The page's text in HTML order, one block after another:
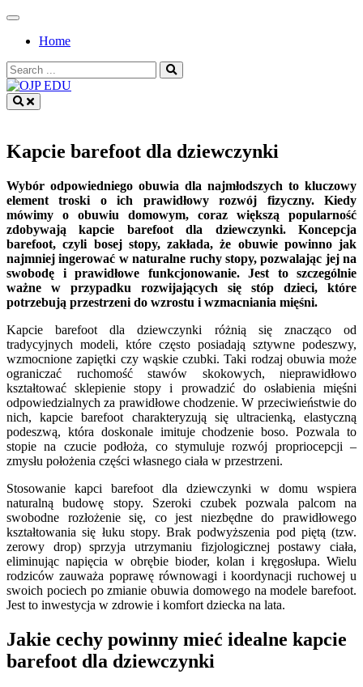
Skip
contentHome
Search
for:
Kapcie barefoot dla dziewczynki
Wybór odpowiedniego obuwia dla najmłodszych to kluczowy
element troski o ich prawidłowy rozwój fizyczny. Kiedy
mówimy o obuwiu domowym, coraz większą popularność
zdobywają kapcie barefoot dla dziewczynki. Koncepcja
barefoot, czyli bosej stopy, zakłada, że obuwie powinno jak
najmniej ingerować w naturalne ruchy stopy, pozwalając jej na
swobodę i prawidłowe funkcjonowanie. Jest to szczególnie
ważne w przypadku rozwijających się stóp dzieci, które
potrzebują przestrzeni do wzrostu i wzmacniania mięśni.
Kapcie barefoot dla dziewczynki różnią się znacząco od
tradycyjnych modeli, które często posiadają sztywne podeszwy,
wzmocnione zapiętki czy wąskie czubki. Taki rodzaj obuwia może
ograniczać ruchomość stawów skokowych, nieprawidłowo
kształtować sklepienie stopy i prowadzić do osłabienia mięśni
odpowiedzialnych za prawidłowe chodzenie. W przeciwieństwie do
nich, kapcie barefoot charakteryzują się ultracienką, elastyczną
podeszwą, która doskonale imituje chodzenie boso. Pozwala to
stopie na czucie podłoża, co stymuluje rozwój propriocepcji –
zmysłu położenia części własnego ciała w przestrzeni.
Stosowanie kapci barefoot dla dziewczynki w domu wspiera
naturalną budowę stopy. Szeroki czubek pozwala palcom na
swobodne rozłożenie się, co jest niezbędne do prawidłowego
kształtowania się łuku stopy. Brak podwyższenia pod piętą (tzw.
zerowy drop) sprzyja utrzymaniu fizjologicznej postawy ciała,
eliminując napięcia w obrębie bioder, kolan i kręgosłupa. Wielu
rodziców zauważa poprawę równowagi i koordynacji ruchowej u
swoich pociech po zmianie obuwia domowego na modele barefoot.
Jest to inwestycja w zdrowie i komfort dziecka na lata.
Jakie cechy powinny mieć idealne kapcie
barefoot dla dziewczynki